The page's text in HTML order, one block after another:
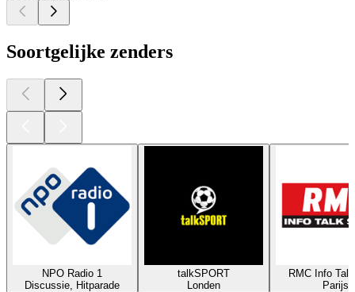
Soortgelijke zenders
NPO Radio 1
Discussie, Hitparade
talkSPORT
Londen
RMC Info
Parijs